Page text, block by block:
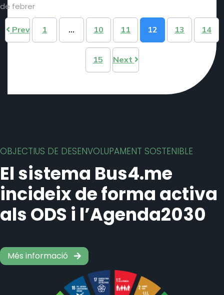
de febrer
Prev 1 … 10 11 12 13 14
15 Next
OBJECTIUS DE DESENVOLUPAMENT SOSTENIBLE
El sistema Bus4.me
incideix de forma activa
als ODS i l’Agenda2030
Més informació